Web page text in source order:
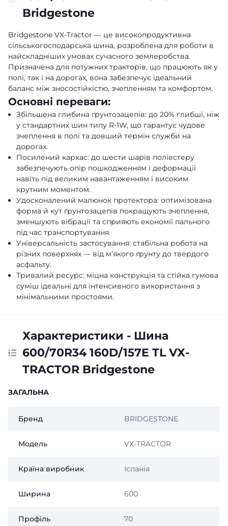
Bridgestone
Bridgestone VX-Tractor — це високопродуктивна
сільськогосподарська шина, розроблена для роботи в
найскладніших умовах сучасного землеробства.
Призначена для потужних тракторів, що працюють як у
полі, так і на дорогах, вона забезпечує ідеальний
баланс між зносостійкістю, зчепленням та комфортом.
Основні переваги:
Збільшена глибина ґрунтозацепів: до 20% глибші, ніж
у стандартних шин типу R-1W, що гарантує чудове
зчеплення в полі та довший термін служби на
дорогах.
Посилений каркас: до шести шарів поліестеру
забезпечують опір пошкодженням і деформації
навіть під великим навантаженням і високим
крутним моментом.
Удосконалений малюнок протектора: оптимізована
форма й кут ґрунтозацепів покращують зчеплення,
зменшують вібрації та сприяють економії пального
під час транспортування.
Універсальність застосування: стабільна робота на
різних поверхнях — від м’якого ґрунту до твердого
асфальту.
Тривалий ресурс: міцна конструкція та стійка гумова
суміш ідеальні для інтенсивного використання з
мінімальними простоями.
Характеристики - Шина
600/70R34 160D/157E TL VХ-
TRACTOR Bridgestone
ЗАГАЛЬНА
Бренд BRIDGESTONE
Модель VХ-TRACTOR
Країна виробник Іспанія
Ширина 600
Профіль 70